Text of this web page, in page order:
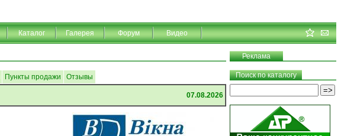
Каталог Галерея Форум Видео
Реклама
Пункты продажи
Отзывы
07.08.2026
Поиск по каталогу